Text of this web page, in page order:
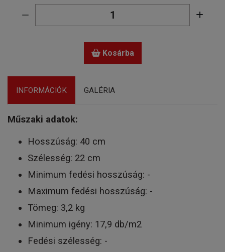
Kosárba
INFORMÁCIÓK GALÉRIA
Műszaki adatok:
Hosszúság: 40 cm
Szélesség: 22 cm
Minimum fedési hosszúság: -
Maximum fedési hosszúság: -
Tömeg: 3,2 kg
Minimum igény: 17,9 db/m2
Fedési szélesség: -